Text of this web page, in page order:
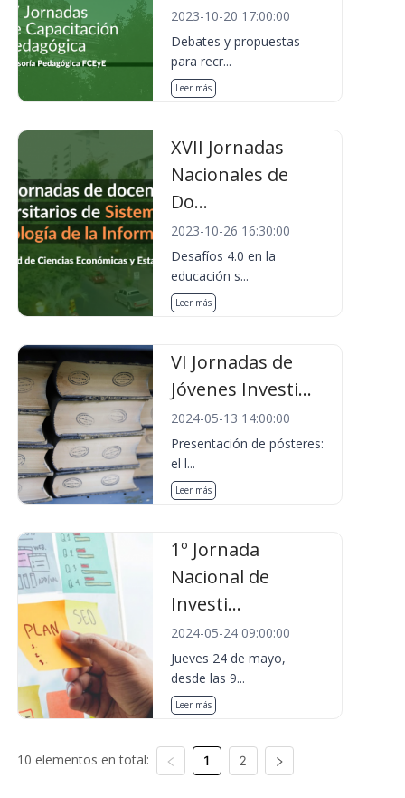
2023-10-20 17:00:00
Debates y propuestas
para recr...
Leer más
XVII Jornadas
Nacionales de
Do...
2023-10-26 16:30:00
Desafíos 4.0 en la
educación s...
Leer más
VI Jornadas de
Jóvenes Investi...
2024-05-13 14:00:00
Presentación de pósteres:
el l...
Leer más
1º Jornada
Nacional de
Investi...
2024-05-24 09:00:00
Jueves 24 de mayo,
desde las 9...
Leer más
10 elementos en total: 1 2